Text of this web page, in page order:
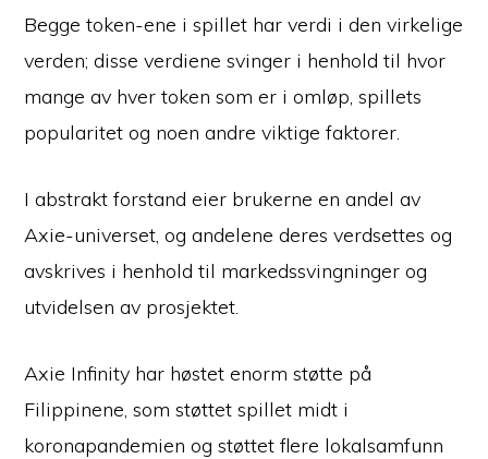
Begge token-ene i spillet har verdi i den virkelige
verden; disse verdiene svinger i henhold til hvor
mange av hver token som er i omløp, spillets
popularitet og noen andre viktige faktorer.
I abstrakt forstand eier brukerne en andel av
Axie-universet, og andelene deres verdsettes og
avskrives i henhold til markedssvingninger og
utvidelsen av prosjektet.
Axie Infinity har høstet enorm støtte på
Filippinene, som støttet spillet midt i
koronapandemien og støttet flere lokalsamfunn